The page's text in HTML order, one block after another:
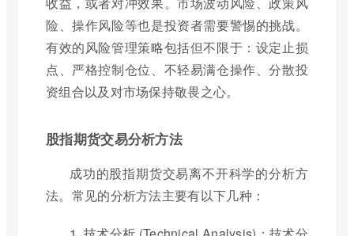
险、操作风险等也是投资者需要警惕的挑战。
有效的风险管理策略包括但不限于：设定止损
点、严格控制仓位、不轻易满仓操作、分散投
资组合以及对市场保持敬畏之心。
股指期货交易分析方法
成功的股指期货交易离不开科学的分析方
法。常见的分析方法主要有以下几种：